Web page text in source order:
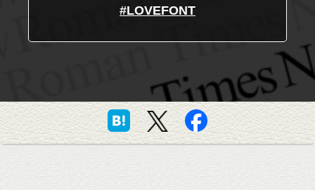
#LOVEFONT